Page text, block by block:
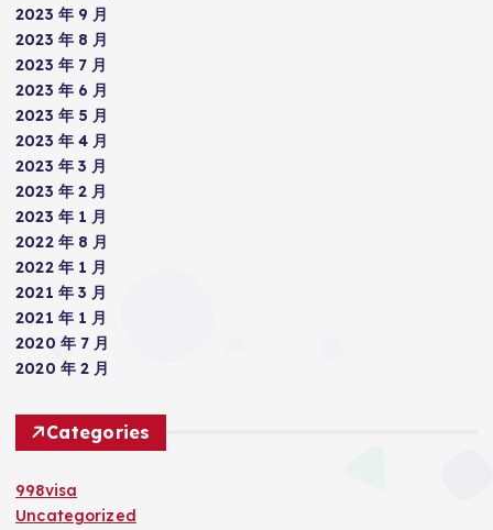
2023 年 9 月
2023 年 8 月
2023 年 7 月
2023 年 6 月
2023 年 5 月
2023 年 4 月
2023 年 3 月
2023 年 2 月
2023 年 1 月
2022 年 8 月
2022 年 1 月
2021 年 3 月
2021 年 1 月
2020 年 7 月
2020 年 2 月
Categories
998visa
Uncategorized